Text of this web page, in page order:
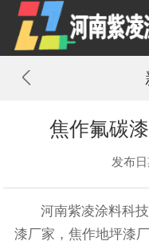
焦作氟碳
发布
河南紫凌涂料科
漆厂家 ，焦作地坪漆